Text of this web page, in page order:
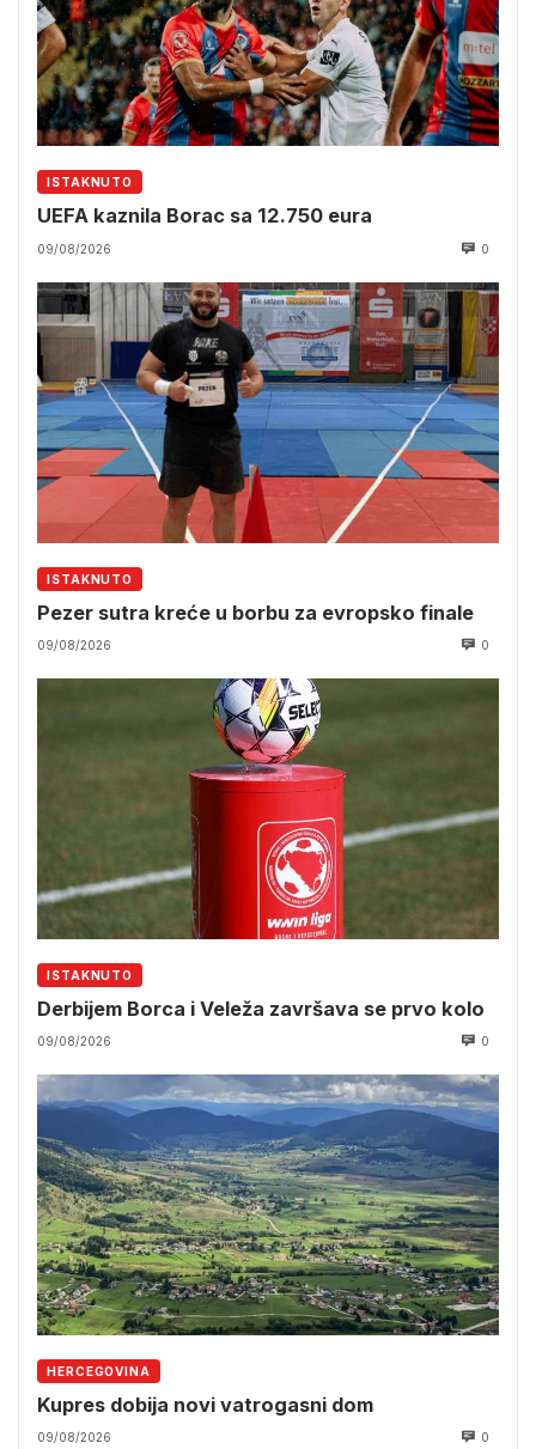
ISTAKNUTO
UEFA kaznila Borac sa 12.750 eura
09/08/2026 0
ISTAKNUTO
Pezer sutra kreće u borbu za evropsko finale
09/08/2026 0
ISTAKNUTO
Derbijem Borca i Veleža završava se prvo kolo
09/08/2026 0
HERCEGOVINA
Kupres dobija novi vatrogasni dom
09/08/2026 0